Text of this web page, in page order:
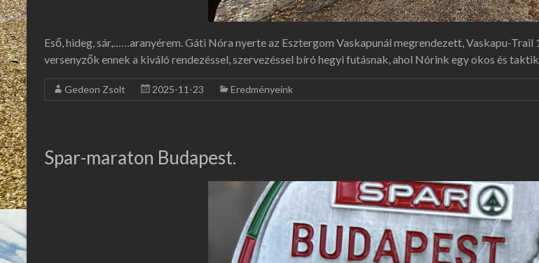
Eső, hideg, sár,……aranyérem. Gáti Nóra nyerte az Esztergom Vaskapunál megrendezett, Vaskapu-
versenyzők ennek a kiváló rendezéssel, szervezéssel bíró hegyi futásnak, ahol Nórink egy okos és
Gedeon Zsolt 2025-11-23 Eredményeink
Spar-maraton Budapest.